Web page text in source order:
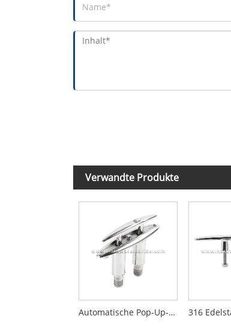
Verwandte Produkte
Automatische Pop-Up-Klampe aus Edelstahl 316 für Boote